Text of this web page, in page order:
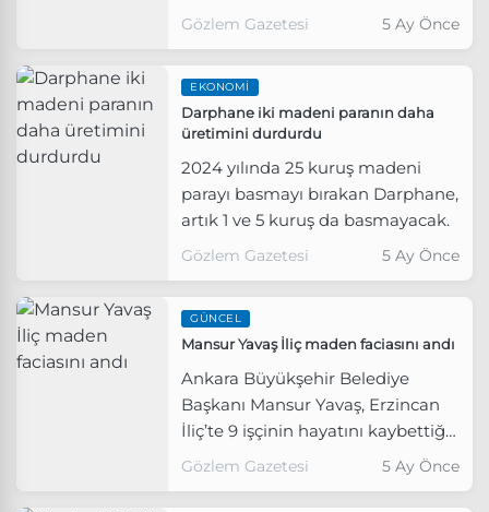
Büyük Millet Meclisi Başkanlığı’na
meydana geldi.
Gözlem Gazetesi 5 Ay Önce
EKONOMI
Darphane iki madeni paranın daha
üretimini durdurdu
2024 yılında 25 kuruş madeni
parayı basmayı bırakan Darphane,
artık 1 ve 5 kuruş da basmayacak.
Gözlem Gazetesi 5 Ay Önce
GÜNCEL
Mansur Yavaş İliç maden faciasını andı
Ankara Büyükşehir Belediye
Başkanı Mansur Yavaş, Erzincan
İliç’te 9 işçinin hayatını kaybettiği
maden faciasının ikinci yılı
Gözlem Gazetesi 5 Ay Önce